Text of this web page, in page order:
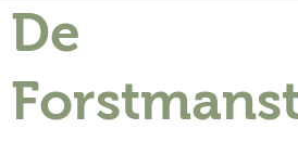
Plan
bezoek
De
Auteursrechten